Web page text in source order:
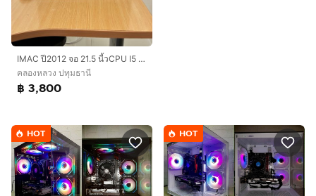
IMAC ปี2012 จอ 21.5 นี้วCPU I5 RAM 8 G HDD 1000G พร้อม เมาร์ คีย์บอร์ด MAC และ กล่อง
คลองหลวง ปทุมธานี
฿ 3,800
HOT HOT